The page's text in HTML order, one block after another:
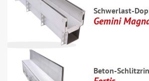
Schwerlast-
Gemini
Beton-